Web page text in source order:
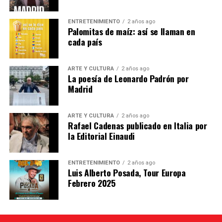
y Juan Carlos Méndez Guédez,
escritura y la manera de entender la
poesía que signa el trabajo del autor caraqueño.
Las entradas están agotadas.
Se puede seguir en :
Presentación del libro «La difícil belleza de las
esquinas», de Leonardo Padrón
Emisión en directo | Instituto Cervantes
Nota
Post Views: 1.187
ENTRETENIMIENTO 2 años ago
Palomitas de maíz: así se llaman en
cada país
ARTE Y CULTURA 2 años ago
La poesía de Leonardo Padrón por
Madrid
ARTE Y CULTURA 2 años ago
Rafael Cadenas publicado en Italia por
la Editorial Einaudi
ENTRETENIMIENTO 2 años ago
Luis Alberto Posada, Tour Europa
Febrero 2025